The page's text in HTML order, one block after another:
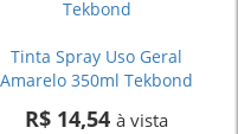
Tinta Spray Uso Geral
Amarelo 350ml Tekbond
R$ 14,54 à vista